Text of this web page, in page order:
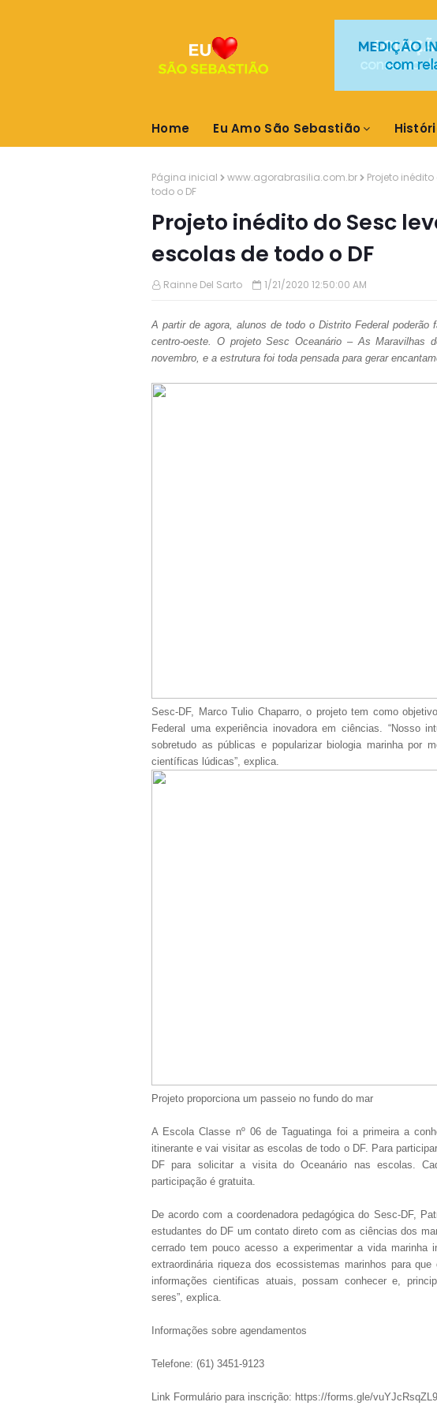
Home Eu Amo São Sebastião
Página inicial www.agorabrasilia.com.br
Projeto
todo o DF
Projeto inédito do Sesc
escolas de todo o DF
Rainne Del Sarto 1/21/2020 12:50:00 AM
A partir de agora, alunos de todo o Distrito Federal
centro-oeste. O projeto Sesc Oceanário – As Maravilhas
novembro, e a estrutura foi toda pensada para gerar
Sesc-DF, Marco Tulio Chaparro, o projeto tem como
Federal uma experiência inovadora em ciências. “Nosso
sobretudo as públicas e popularizar biologia marinha por
científicas lúdicas”, explica.
Projeto proporciona um passeio no fundo do mar
A Escola Classe nº 06 de Taguatinga foi a primeira a
itinerante e vai visitar as escolas de todo o DF. Para
DF para solicitar a visita do Oceanário nas escolas.
participação é gratuita.
De acordo com a coordenadora pedagógica do Sesc-DF,
estudantes do DF um contato direto com as ciências dos
cerrado tem pouco acesso a experimentar a vida
extraordinária riqueza dos ecossistemas marinhos para
informações cientificas atuais, possam conhecer e,
seres”, explica.
Informações sobre agendamentos
Telefone: (61) 3451-9123
Link Formulário para inscrição: https://forms.gle/